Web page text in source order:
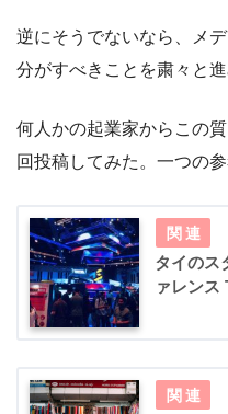
逆にそうでないなら、メ
分がすべきことを粛々と進
何人かの起業家からこの
回投稿してみた。一つの
タイのス
ァレンス